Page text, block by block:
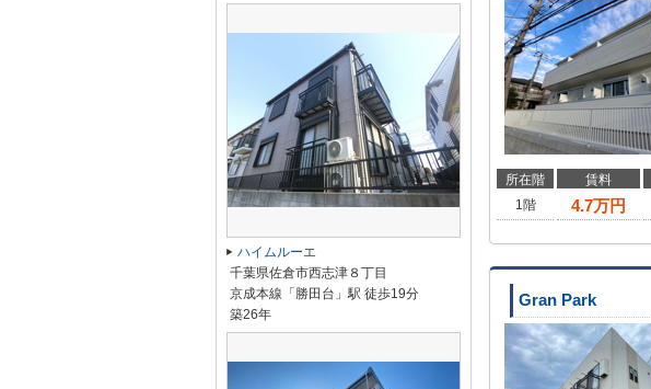
所在階 賃料
1階
4.7万円
Gran Park
ハイムルーエ
千葉県佐倉市西志津８丁目
京成本線「勝田台」駅 徒歩19分
築26年